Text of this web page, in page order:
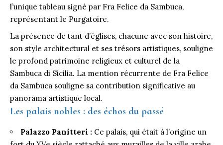
l’unique tableau signé par Fra Felice da Sambuca,
représentant le Purgatoire.
La présence de tant d’églises, chacune avec son histoire,
son style architectural et ses trésors artistiques, souligne
le profond patrimoine religieux et culturel de la
Sambuca di Sicilia. La mention récurrente de Fra Felice
da Sambuca souligne sa contribution significative au
panorama artistique local.
Les palais nobles : des échos du passé
Palazzo Panitteri : Ce palais, qui était à l’origine un